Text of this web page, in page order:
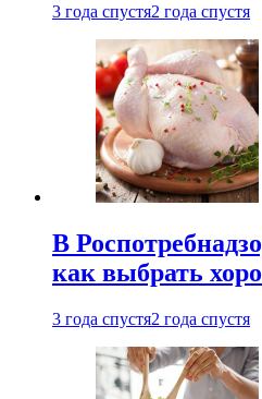
3 года спустя2 года спустя
В
как выбрать
3 года спустя2 года спустя